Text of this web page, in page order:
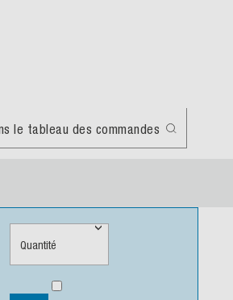
le tableau des commandes
Quantité